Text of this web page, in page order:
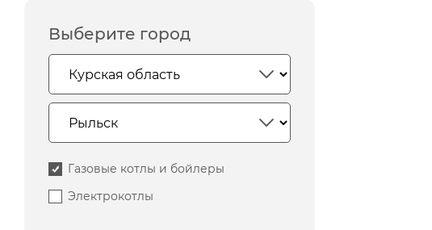
Выберите город
Газовые котлы и бойлеры
Электрокотлы